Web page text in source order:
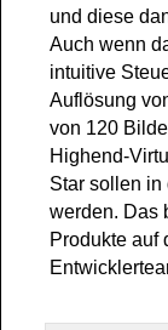
und diese
Auch wenn
intuitive
Auflösung
von 120
Highend-
Star sollen in
werden. Das
Produkte auf